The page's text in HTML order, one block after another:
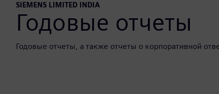
SIEMENS LIMITED INDIA
Годовые отчеты
Годовые отчеты, а также отчеты о корпоративной